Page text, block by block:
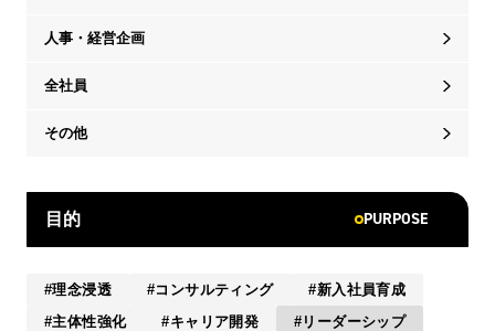
人事・経営企画
全社員
その他
目的 PURPOSE
理念浸透 コンサルティング
新入社員育成
主体性強化
キャリア開発
リーダーシップ